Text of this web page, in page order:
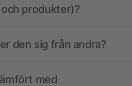
produkter)?
den sig från andra?
med